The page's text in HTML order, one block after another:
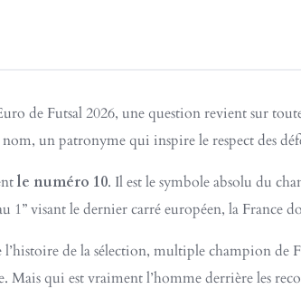
de Futsal 2026, une question revient sur
un patronyme qui inspire le respect des
le numéro 10. Il est le symbole absolu du
1” visant le dernier carré européen, la
de la sélection, multiple champion de
Mais qui est vraiment l’homme derrière les